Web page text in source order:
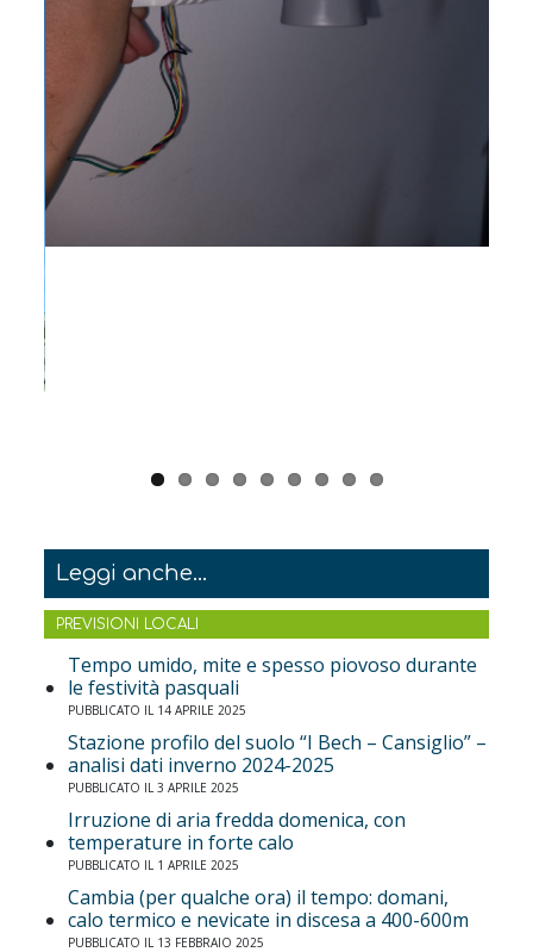
Leggi anche...
PREVISIONI LOCALI
Tempo umido, mite e spesso piovoso durante
le festività pasquali
PUBBLICATO IL 14 APRILE 2025
Stazione profilo del suolo “I Bech – Cansiglio” –
analisi dati inverno 2024-2025
PUBBLICATO IL 3 APRILE 2025
Irruzione di aria fredda domenica, con
temperature in forte calo
PUBBLICATO IL 1 APRILE 2025
Cambia (per qualche ora) il tempo: domani,
calo termico e nevicate in discesa a 400-600m
PUBBLICATO IL 13 FEBBRAIO 2025